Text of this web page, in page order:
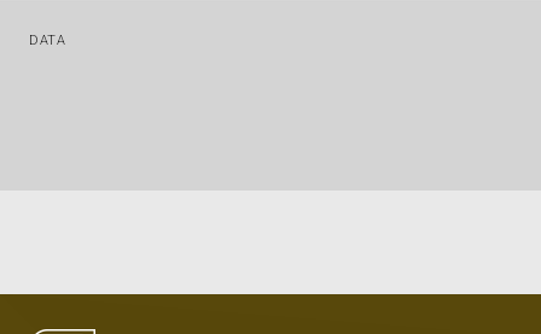
DATA